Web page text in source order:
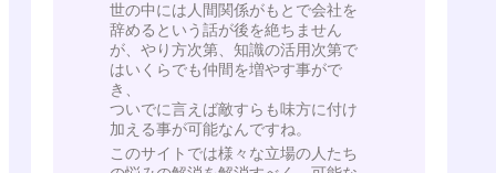
世の中には人間関係がもとで会社を
辞めるという話が後を絶ちません
が、やり方次第、知識の活用次第で
はいくらでも仲間を増やす事がで
き、
ついでに言えば敵すらも味方に付け
加える事が可能なんですね。
このサイトでは様々な立場の人たち